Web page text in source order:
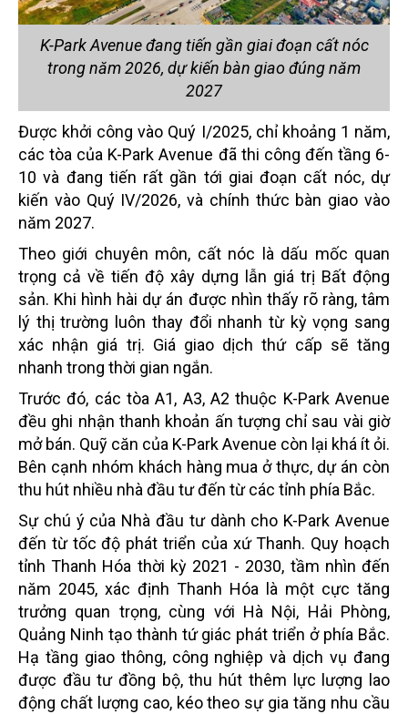
K-Park Avenue đang tiến gần giai đoạn cất nóc
trong năm 2026, dự kiến bàn giao đúng năm
2027
Được khởi công vào Quý I/2025, chỉ khoảng 1 năm,
các tòa của K-Park Avenue đã thi công đến tầng 6-
10 và đang tiến rất gần tới giai đoạn cất nóc, dự
kiến vào Quý IV/2026, và chính thức bàn giao vào
năm 2027.
Theo giới chuyên môn, cất nóc là dấu mốc quan
trọng cả về tiến độ xây dựng lẫn giá trị Bất động
sản. Khi hình hài dự án được nhìn thấy rõ ràng, tâm
lý thị trường luôn thay đổi nhanh từ kỳ vọng sang
xác nhận giá trị. Giá giao dịch thứ cấp sẽ tăng
nhanh trong thời gian ngắn.
Trước đó, các tòa A1, A3, A2 thuộc K-Park Avenue
đều ghi nhận thanh khoản ấn tượng chỉ sau vài giờ
mở bán. Quỹ căn của K-Park Avenue còn lại khá ít ỏi.
Bên cạnh nhóm khách hàng mua ở thực, dự án còn
thu hút nhiều nhà đầu tư đến từ các tỉnh phía Bắc.
Sự chú ý của Nhà đầu tư dành cho K-Park Avenue
đến từ tốc độ phát triển của xứ Thanh. Quy hoạch
tỉnh Thanh Hóa thời kỳ 2021 - 2030, tầm nhìn đến
năm 2045, xác định Thanh Hóa là một cực tăng
trưởng quan trọng, cùng với Hà Nội, Hải Phòng,
Quảng Ninh tạo thành tứ giác phát triển ở phía Bắc.
Hạ tầng giao thông, công nghiệp và dịch vụ đang
được đầu tư đồng bộ, thu hút thêm lực lượng lao
động chất lượng cao, kéo theo sự gia tăng nhu cầu